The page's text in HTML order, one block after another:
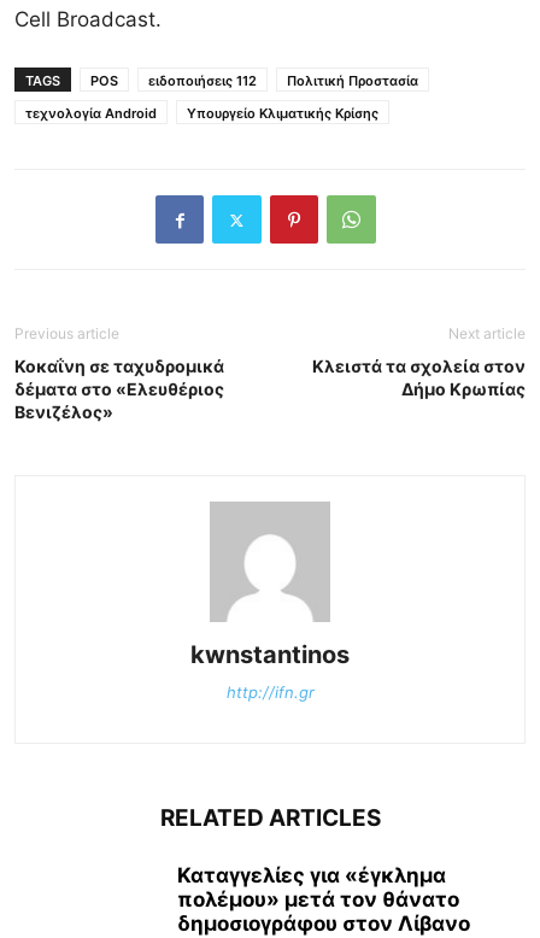
Cell Broadcast.
TAGS POS ειδοποιήσεις 112
Πολιτική Προστασία
τεχνολογία Android
Υπουργείο Κλιματικής Κρίσης
Previous article
Κοκαΐνη σε ταχυδρομικά
δέματα στο «Ελευθέριος
Βενιζέλος»
Next article
Κλειστά τα σχολεία στον
Δήμο Κρωπίας
kwnstantinos
http://ifn.gr
RELATED ARTICLES
Καταγγελίες για «έγκλημα
πολέμου» μετά τον θάνατο
δημοσιογράφου στον Λίβανο